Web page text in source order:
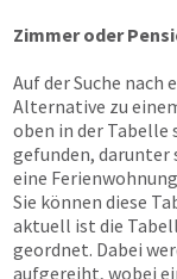
Zimmer oder
Auf der Suche
Alternative zu
oben in der
gefunden, darunter
eine
Sie können diese
aktuell ist die
geordnet. Dabei
aufgereiht, wobei